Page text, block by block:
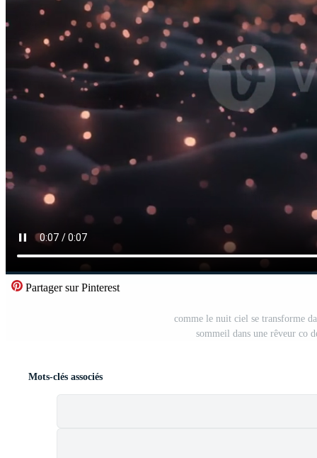
Images Éditoriales
Événements Éditoriaux
Partager sur Pinterest
comme le nuit ciel se transforme
sommeil dans une rêveur co
Mots-clés associés